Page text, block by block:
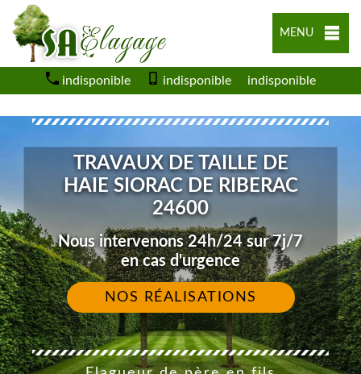
MENU
indisponible indisponible indisponible
TRAVAUX DE TAILLE DE
HAIE SIORAC DE RIBERAC
24600
Nous intervenons 24h/24 sur 7j/7
en cas d'urgence
NOS RÉALISATIONS